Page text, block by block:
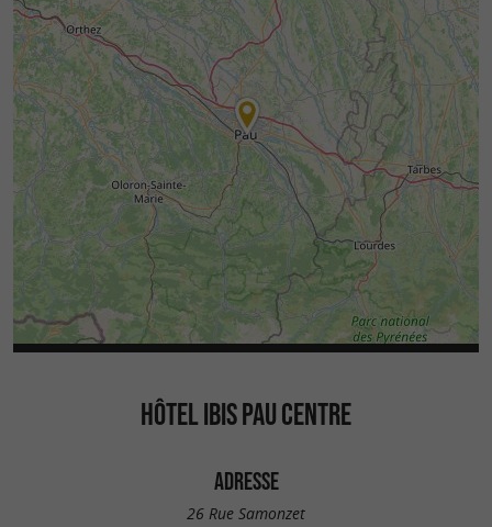
HÔTEL IBIS PAU CENTRE
ADRESSE
26 Rue Samonzet